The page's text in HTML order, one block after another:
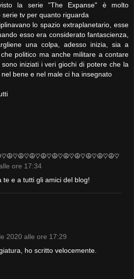
la serie "The Expanse" è molto
serie tv per quanto riguarda
lo spazio extraplanetario, esse
esso era considerato fantascienza,
una colpa, adesso inizia, sia a
politico ma anche militare a contare
iniziati i veri giochi di potere che la
bene e nel male ci ha insegnato
ore 17:34
te e a tutti gli amici del blog!
2020 alle ore 17:29
ho scritto velocemente.